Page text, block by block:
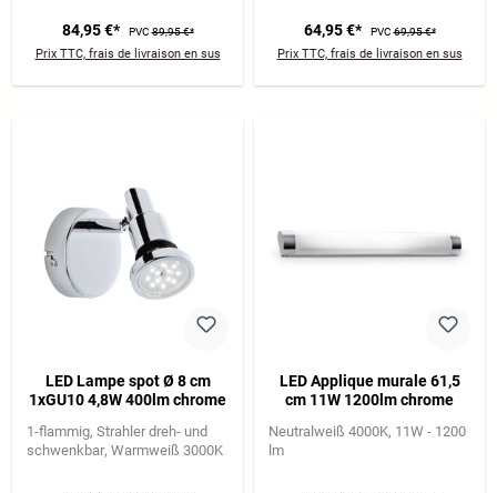
84,95 €* PVC89,95 €*
Prix TTC, frais de livraison en sus
64,95 €* PVC69,95 €*
Prix TTC, frais de livraison en sus
LED Lampe spot Ø 8 cm
1xGU10 4,8W 400lm chrome
1-flammig Strahler dreh- und
schwenkbar Warmweiß 3000K
LED Applique murale 61,5
cm 11W 1200lm chrome
Neutralweiß 4000K 11W - 1200
lm